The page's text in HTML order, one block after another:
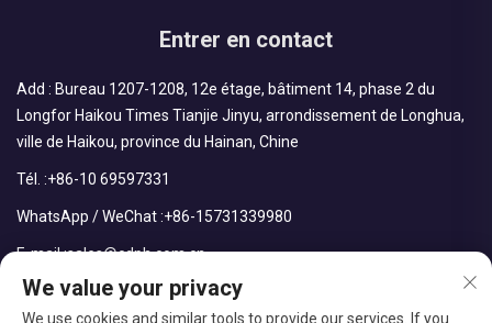
Entrer en contact
Add : Bureau 1207-1208, 12e étage, bâtiment 14, phase 2 du
Longfor Haikou Times Tianjie Jinyu, arrondissement de Longhua,
ville de Haikou, province du Hainan, Chine
Tél. :+86-10 69597331
WhatsApp / WeChat :+86-15731339980
E-mail :sales@cdph.com.cn
We value your privacy
We use cookies and similar tools to provide our services. If you